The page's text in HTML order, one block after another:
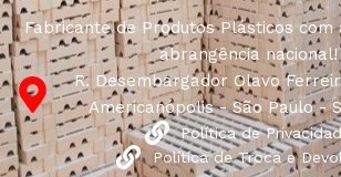
Fabricante de Produtos Plásticos com
abrangência nacional!
R. Desembargador Olavo
Americanópolis - São Paulo -
Política de
Política de Troca e